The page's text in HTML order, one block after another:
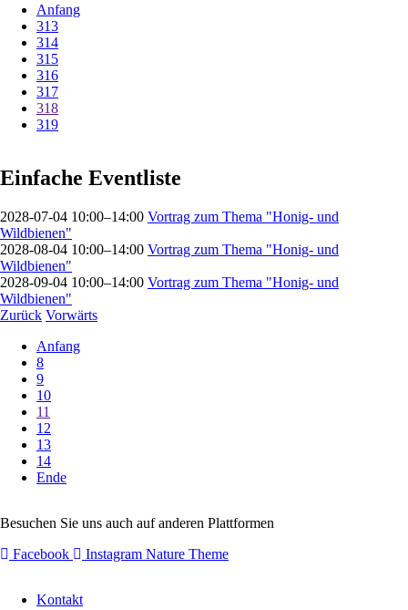
Anfang
313
314
315
316
317
318
319
Einfache Eventliste
2028-07-04 10:00–14:00 Vortrag zum Thema "Honig- und
Wildbienen"
2028-08-04 10:00–14:00 Vortrag zum Thema "Honig- und
Wildbienen"
2028-09-04 10:00–14:00 Vortrag zum Thema "Honig- und
Wildbienen"
Zurück Vorwärts
Anfang
8
9
10
11
12
13
14
Ende
Besuchen Sie uns auch auf anderen Plattformen
Facebook
Instagram Nature Theme
überspringen
Kontakt